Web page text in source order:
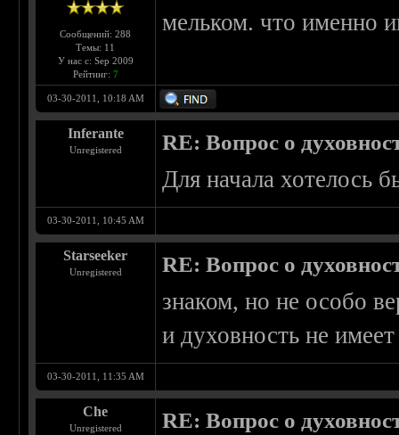
Сообщений: 288
Темы: 11
У нас с: Sep 2009
Рейтинг: 7
мельком. что именно
03-30-2011, 10:18 AM
Inferante
Unregistered RE: Вопрос о
Для начала хотелось
03-30-2011, 10:45 AM
Starseeker
Unregistered RE: Вопрос о
знаком, но не особо
и духовность не
03-30-2011, 11:35 AM
Che
Unregistered RE: Вопрос о